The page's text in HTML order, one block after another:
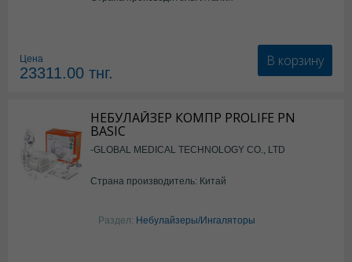
Цена
23311.00 тнг.
В корзину
НЕБУЛАЙЗЕР КОМПР PROLIFE PN
BASIC
-GLOBAL MEDICAL TECHNOLOGY CO., LTD
Страна производитель: Китай
Раздел: Небулайзеры/Ингаляторы